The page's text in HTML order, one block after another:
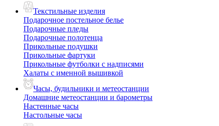
Текстильные изделия
Подарочное постельное белье
Подарочные пледы
Подарочные полотенца
Прикольные подушки
Прикольные фартуки
Прикольные футболки с надписями
Халаты с именной вышивкой
Часы, будильники и метеостанции
Домашние метеостанции и барометры
Настенные часы
Настольные часы